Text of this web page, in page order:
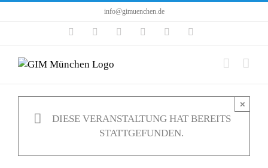
Inhalt
info@gimuenchen.de
FacebookInstagramLinkedIn YouTube
DIESE VERANSTALTUNG HAT BEREITS
STATTGEFUNDEN.
×